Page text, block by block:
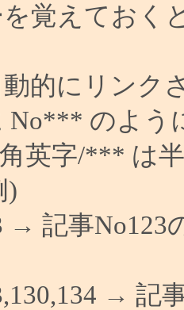
覚えておく
的にリンク
No*** のよう
英字/*** は
)
→ 記事No123
→ 記